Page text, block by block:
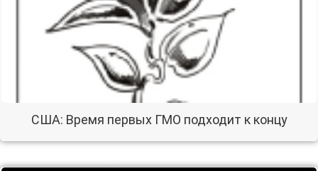
США: Время первых ГМО подходит к концу